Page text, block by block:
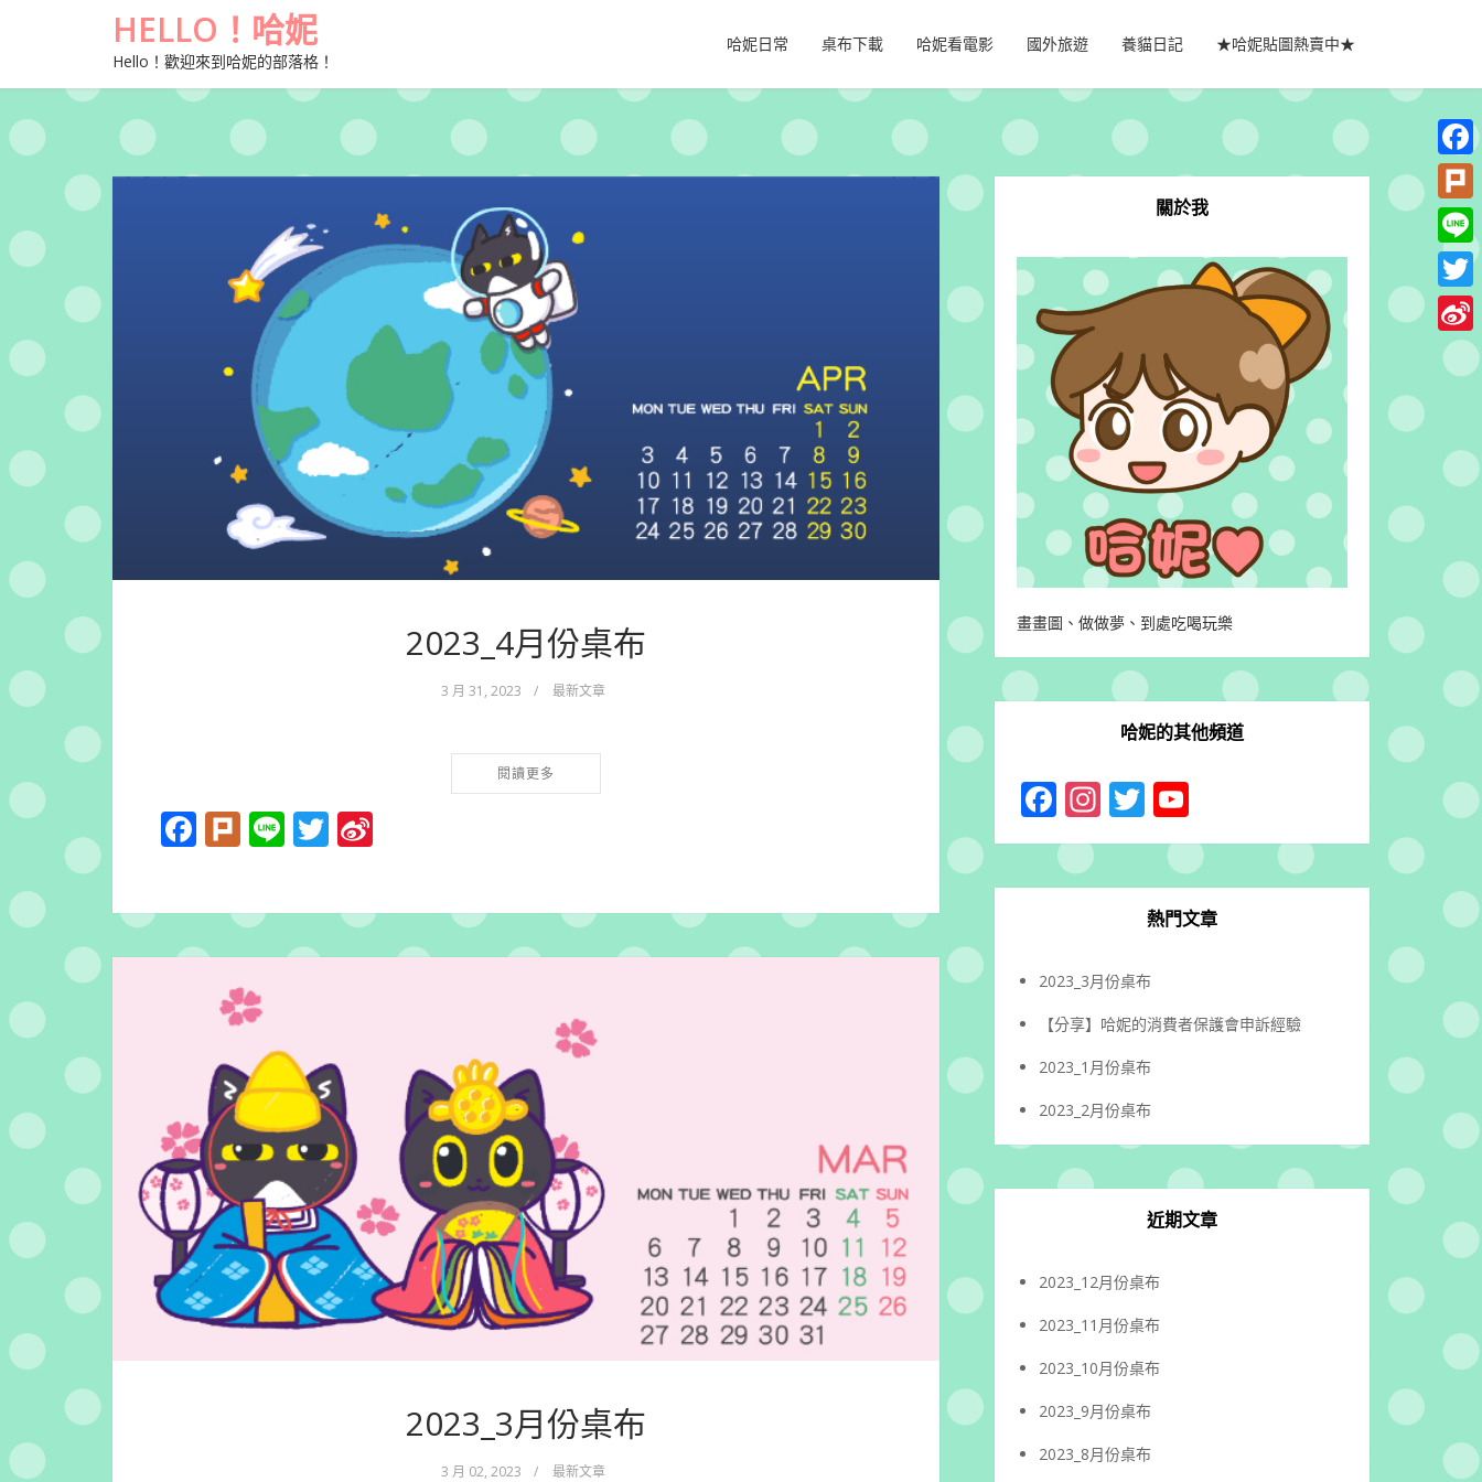
HELLO！哈妮
Hello！歡迎來到哈妮的部落格！
哈妮日常 桌布下載 哈妮看電影 國外旅遊 養貓日記 ★哈妮貼圖熱賣中★
2023_4月份桌布
3 月 31, 2023 / 最新文章
閱讀更多
Facebook
PlurkLineTwitter
2023_3月份桌布
3 月 02, 2023 / 最新文章
關於我
畫畫圖、做做夢、到處吃喝玩樂
哈妮的其他頻道
Facebook
Instagram
Twitter
Channel
熱門文章
2023_3月份桌布
【分享】哈妮的消費者保護會申訴經驗
2023_1月份桌布
2023_2月份桌布
近期文章
2023_12月份桌布
2023_11月份桌布
2023_10月份桌布
2023_9月份桌布
2023_8月份桌布
Plurk
Line
Sina
Weibo